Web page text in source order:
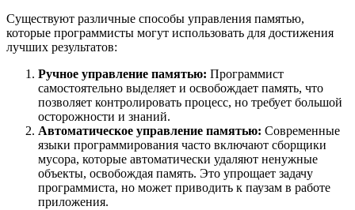
Существуют различные способы управления памятью,
которые программисты могут использовать для достижения
лучших результатов:
Ручное управление памятью: Программист
самостоятельно выделяет и освобождает память, что
позволяет контролировать процесс, но требует большой
осторожности и знаний.
Автоматическое управление памятью: Современные
языки программирования часто включают сборщики
мусора, которые автоматически удаляют ненужные
объекты, освобождая память. Это упрощает задачу
программиста, но может приводить к паузам в работе
приложения.